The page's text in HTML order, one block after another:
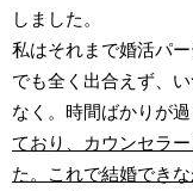
しました。
私はそれまで婚活パ
でも全く出合えず、
なく。時間ばかりが過
ており、カウンセラ
た。これで結婚でき